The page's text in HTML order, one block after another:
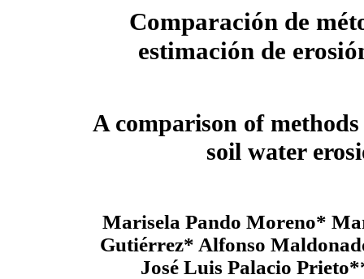
Comparación de
estimación de
A comparison of
soil water
Marisela Pando Moreno*
Gutiérrez* Alfonso
José Luis Palacio